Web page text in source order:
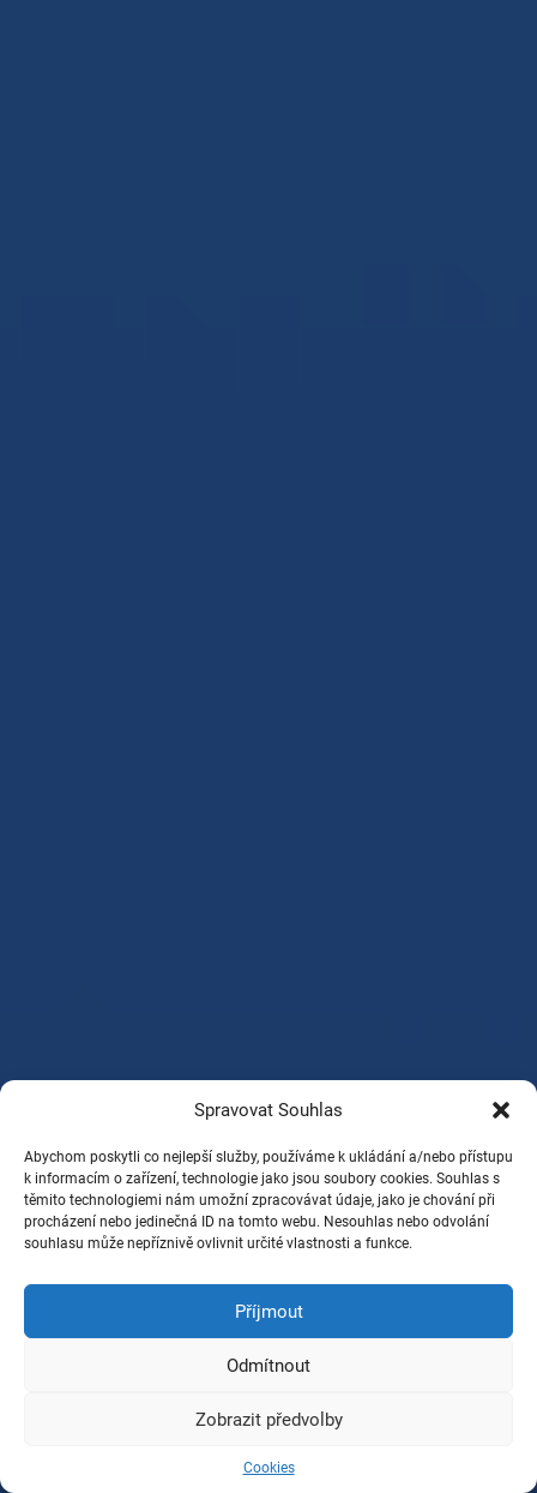
Spravovat Souhlas
Abychom poskytli co nejlepší služby, používáme k ukládání a/nebo přístupu
k informacím o zařízení, technologie jako jsou soubory cookies. Souhlas s
těmito technologiemi nám umožní zpracovávat údaje, jako je chování při
procházení nebo jedinečná ID na tomto webu. Nesouhlas nebo odvolání
souhlasu může nepříznivě ovlivnit určité vlastnosti a funkce.
Příjmout
Odmítnout
Zobrazit předvolby
Cookies